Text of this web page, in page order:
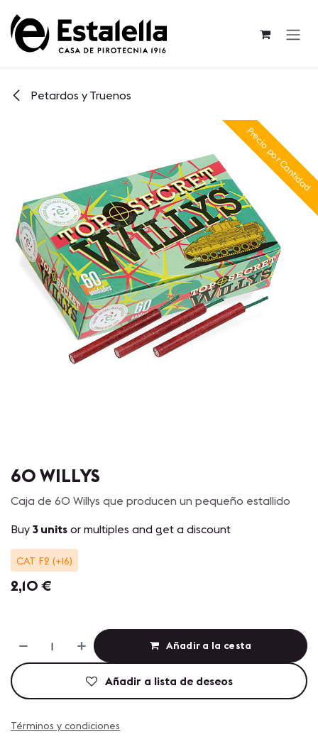
Petardos y Truenos
Precio por Cantidad
60 WILLYS
Caja de 60 Willys que producen un pequeño estallido
Buy 3 units or multiples and get a discount
CAT F2 (+16)
2,10 €
Añadir a la cesta
Añadir a lista de deseos
Términos y condiciones